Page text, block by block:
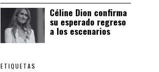
Céline Dion confirma
su esperado regreso
a los escenarios
ETIQUETAS